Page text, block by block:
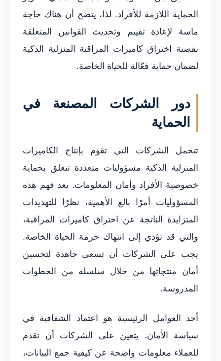
الحماية اللازمة للأفراد. لذا، يتضح أن هناك حاجة
ماسة لإعادة تقييم وتحديث القوانين المتعلقة
بقضية اختراق كاميرات المراقبة المنزلية الذكية
لضمان حماية فعّالة للحياة الخاصة.
دور الشركات المصنعة في
الحماية
تتحمل الشركات التي تقوم بإنتاج الكاميرات
المنزلية الذكية مسؤوليات متعددة تتعلق بحماية
خصوصية الأفراد وأمان المعلومات. يعد فهم هذه
المسؤوليات أمرًا بالغ الأهمية، نظرًا للتهديدات
المتزايدة الناتجة عن اختراق كاميرات المراقبة،
والتي قد تؤدي إلى انتهاك حرمة الحياة الخاصة.
يجب على الشركات أن تسعى جاهدة لتحسين
أمان منتجاتها من خلال سلسلة من الخطوات
المدروسة.
أحد العوامل الرئيسية هو اعتماد الشفافية في
سياسة الأمان. يتعين على الشركات أن تقدم
للعملاء معلومات واضحة عن كيفية جمع البيانات،